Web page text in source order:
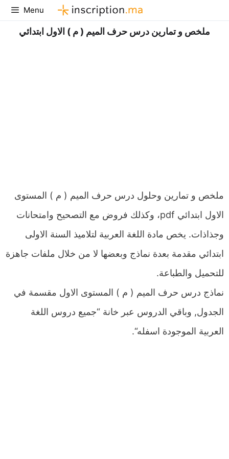
Aller
au
contenu
Menu
ملخص و تمارين درس حرف الميم ( م ) الاول ابتدائي
ملخص و تمارين وحلول درس حرف الميم ( م ) المستوى
الاول ابتدائي pdf، وكذلك فروض مع التصحيح وامتحانات
وجذاذات. يخص مادة اللغة العربية لتلاميذ السنة الاولى
ابتدائي مقدمة بعدة نماذج وبعضها لا من خلال ملفات جاهزة
للتحميل والطباعة.
نماذج درس حرف الميم ( م ) المستوى الاول مقسمة في
الجدول, وباقي الدروس عبر خانة “جميع دروس اللغة
العربية الموجودة اسفله“.